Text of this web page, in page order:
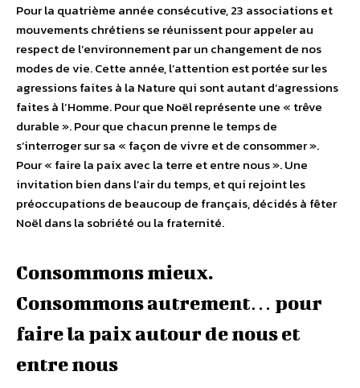
Pour la quatrième année consécutive, 23 associations et
mouvements chrétiens se réunissent pour appeler au
respect de l’environnement par un changement de nos
modes de vie. Cette année, l’attention est portée sur les
agressions faites à la Nature qui sont autant d’agressions
faites à l’Homme. Pour que Noël représente une « trêve
durable ». Pour que chacun prenne le temps de
s’interroger sur sa « façon de vivre et de consommer ».
Pour « faire la paix avec la terre et entre nous ». Une
invitation bien dans l’air du temps, et qui rejoint les
préoccupations de beaucoup de français, décidés à fêter
Noël dans la sobriété ou la fraternité.
Consommons mieux.
Consommons autrement… pour
faire la paix autour de nous et
entre nous